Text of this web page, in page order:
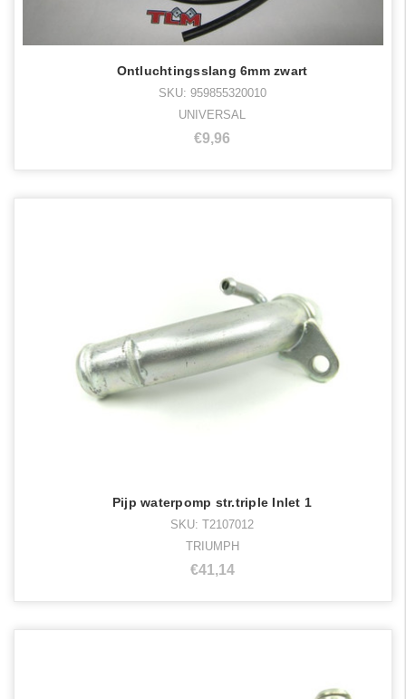
Ontluchtingsslang 6mm zwart
SKU: 959855320010
UNIVERSAL
€9,96
Pijp waterpomp str.triple Inlet 1
SKU: T2107012
TRIUMPH
€41,14